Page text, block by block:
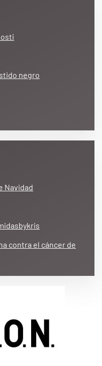
negro
Navidad
contra el cáncer de